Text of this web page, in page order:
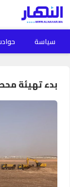
سياسة
بدء تهيئة